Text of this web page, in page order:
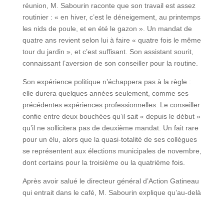
réunion, M. Sabourin raconte que son travail est assez
routinier : « en hiver, c’est le déneigement, au printemps
les nids de poule, et en été le gazon ». Un mandat de
quatre ans revient selon lui à faire « quatre fois le même
tour du jardin », et c’est suffisant. Son assistant sourit,
connaissant l’aversion de son conseiller pour la routine.
Son expérience politique n’échappera pas à la règle :
elle durera quelques années seulement, comme ses
précédentes expériences professionnelles. Le conseiller
confie entre deux bouchées qu’il sait « depuis le début »
qu’il ne sollicitera pas de deuxième mandat. Un fait rare
pour un élu, alors que la quasi-totalité de ses collègues
se représentent aux élections municipales de novembre,
dont certains pour la troisième ou la quatrième fois.
Après avoir salué le directeur général d’Action Gatineau
qui entrait dans le café, M. Sabourin explique qu’au-delà